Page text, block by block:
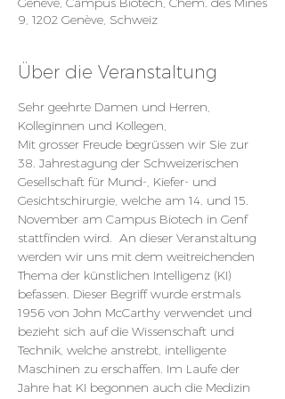
9, 1202 Genève, Schweiz
Über die Veranstaltung
Sehr geehrte Damen und Herren,
Kolleginnen und Kollegen,
Mit grosser Freude begrüssen wir Sie zur
38. Jahrestagung der Schweizerischen
Gesellschaft für Mund-, Kiefer- und
Gesichtschirurgie, welche am 14. und 15.
November am Campus Biotech in Genf
stattfinden wird.  An dieser Veranstaltung
werden wir uns mit dem weitreichenden
Thema der künstlichen Intelligenz (KI)
befassen. Dieser Begriff wurde erstmals
1956 von John McCarthy verwendet und
bezieht sich auf die Wissenschaft und
Technik, welche anstrebt, intelligente
Maschinen zu erschaffen. Im Laufe der
Jahre hat KI begonnen auch die Medizin